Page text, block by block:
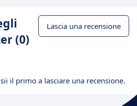
(0)
Lascia una recensione
il primo a lasciare una recensione.